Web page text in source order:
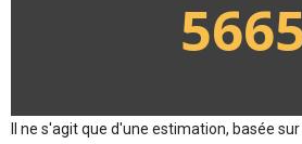
Il ne s'agit que d'une estimation, basée